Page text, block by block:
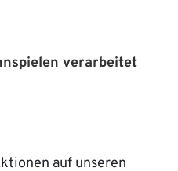
verarbeitet
auf unseren